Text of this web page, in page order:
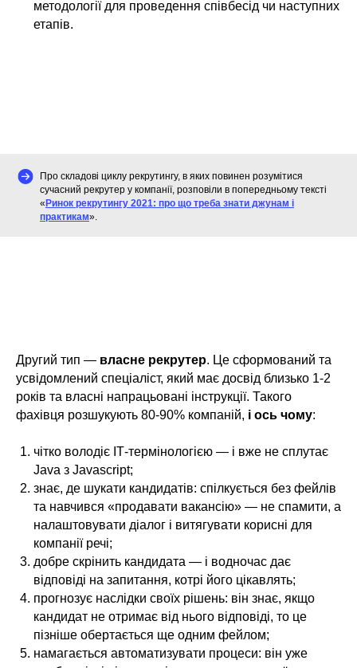
методології для проведення співбесід чи наступних
етапів.
Про складові циклу рекрутингу, в яких повинен розумітися
сучасний рекрутер у компанії, розповіли в попередньому тексті
« Ринок рекрутингу 2021: про що треба знати джунам і
практикам».
Другий тип — власне рекрутер. Це сформований та
усвідомлений спеціаліст, який має досвід близько 1-2
років та власні напрацьовані інструкції. Такого
фахівця розшукують 80-90% компаній, і ось чому:
чітко володіє ІТ-термінологією — і вже не сплутає
Java з Javascript;
знає, де шукати кандидатів: спілкується без фейлів
та навчився «продавати вакансію» — не спамити, а
налаштовувати діалог і витягувати корисні для
компанії речі;
добре скрінить кандидата — і водночас дає
відповіді на запитання, котрі його цікавлять;
прогнозує наслідки своїх рішень: він знає, якщо
кандидат не отримає від нього відповіді, то це
пізніше обертається ще одним фейлом;
намагається автоматизувати процеси: він уже